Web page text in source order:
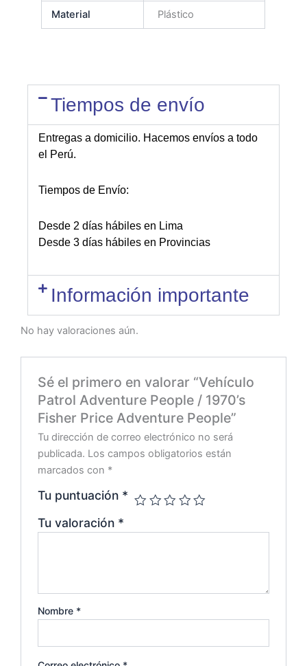
Material Plástico
Tiempos de envío
Entregas a domicilio. Hacemos envíos a todo
el Perú.
Tiempos de Envío:
Desde 2 días hábiles en Lima
Desde 3 días hábiles en Provincias
Información importante
No hay valoraciones aún.
Sé el primero en valorar “Vehículo
Patrol Adventure People / 1970’s
Fisher Price Adventure People”
Tu dirección de correo electrónico no será
publicada. Los campos obligatorios están
marcados con *
Tu puntuación *
Tu valoración *
Nombre *